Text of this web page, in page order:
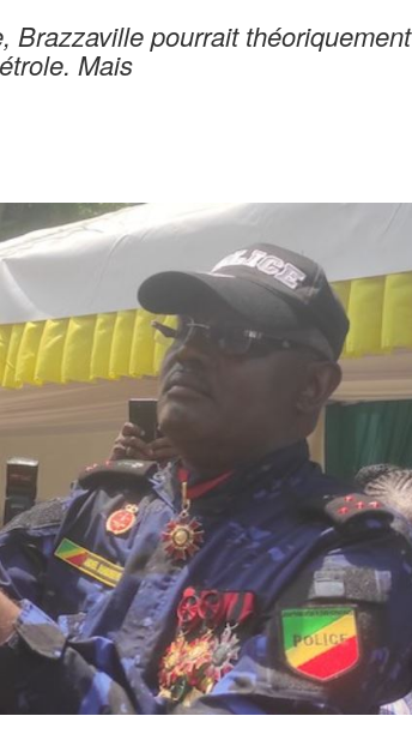
Brazzaville pourrait théoriquement
Mais